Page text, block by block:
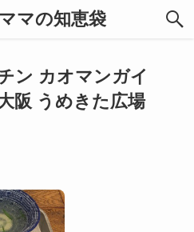
マの知恵袋
ン カオマンガイ
阪 うめきた広場